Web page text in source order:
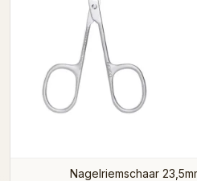
Nagelriemschaar